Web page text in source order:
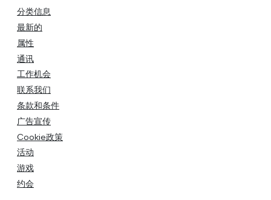
分类信息
最新的
属性
通讯
工作机会
联系我们
条款和条件
广告宣传
Cookie政策
活动
游戏
约会